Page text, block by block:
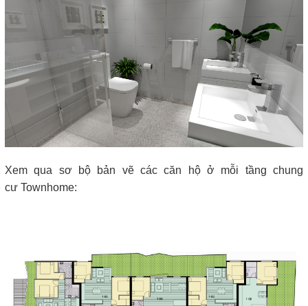
Xem qua sơ bộ bản vẽ các căn hộ ở mỗi tầng chung
cư Townhome: